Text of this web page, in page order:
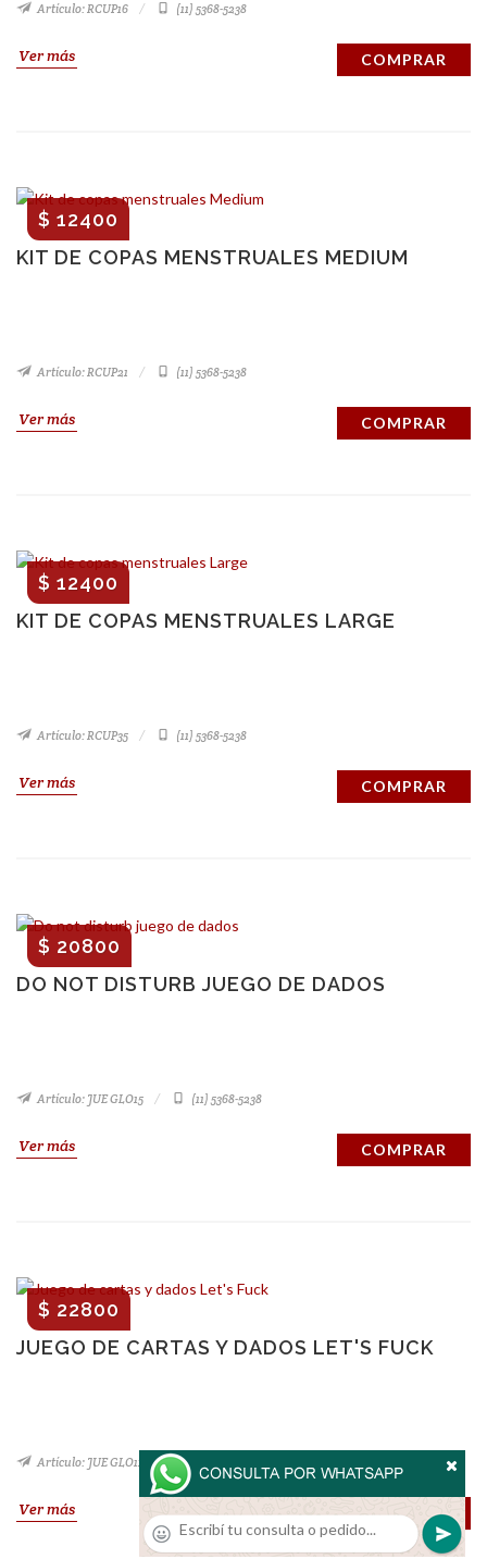
Artículo: RCUP16 (11) 5368-5238
Ver más COMPRAR
KIT DE COPAS MENSTRUALES MEDIUM
$ 12400
Artículo: RCUP21 (11) 5368-5238
Ver más COMPRAR
KIT DE COPAS MENSTRUALES LARGE
$ 12400
Artículo: RCUP35 (11) 5368-5238
Ver más COMPRAR
DO NOT DISTURB JUEGO DE DADOS
$ 20800
Artículo: JUE GLO15 (11) 5368-5238
Ver más COMPRAR
JUEGO DE CARTAS Y DADOS LET'S FUCK
$ 22800
Artículo: JUE GLO11 (11) 5368-5238
Ver más COMPRAR